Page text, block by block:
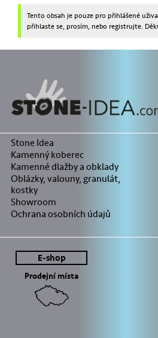
Tento obsah je pouze pro přihlášené
přihlaste se, prosím, nebo registrujte.
Stone Idea
Kamenný koberec
Kamenné dlažby a obklady
Oblázky, valouny, granulát,
kostky
Showroom
Ochrana osobních údajů
E-shop
Prodejní místa